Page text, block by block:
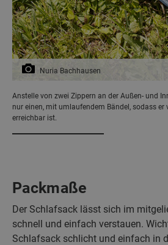
Nuria Bachhausen
Anstelle von zwei Zippern an der Außen- und
nur einen, mit umlaufendem Bändel, sodass er
erreichbar ist.
Packmaße
Der Schlafsack lässt sich im
schnell und einfach verstauen.
Schlafsack schlicht und einfach in